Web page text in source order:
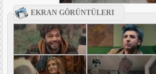
EKRAN GÖRÜNTÜLERI